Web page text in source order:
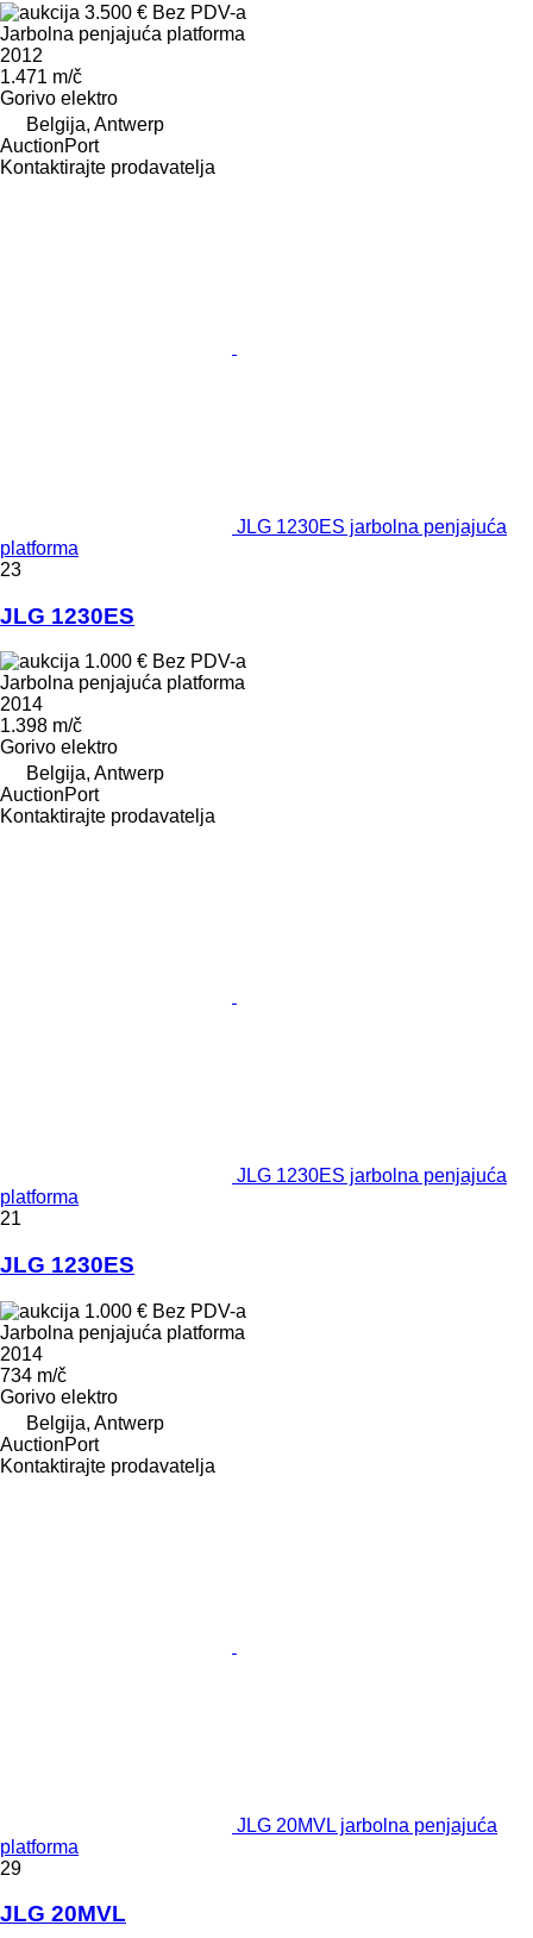
3.500 € Bez PDV-a
Jarbolna penjajuća platforma
2012
1.471 m/č
Gorivo elektro
Belgija, Antwerp
AuctionPort
Kontaktirajte prodavatelja
JLG 1230ES jarbolna penjajuća
platforma
23
JLG 1230ES
1.000 € Bez PDV-a
Jarbolna penjajuća platforma
2014
1.398 m/č
Gorivo elektro
Belgija, Antwerp
AuctionPort
Kontaktirajte prodavatelja
JLG 1230ES jarbolna penjajuća
platforma
21
JLG 1230ES
1.000 € Bez PDV-a
Jarbolna penjajuća platforma
2014
734 m/č
Gorivo elektro
Belgija, Antwerp
AuctionPort
Kontaktirajte prodavatelja
JLG 20MVL jarbolna penjajuća
platforma
29
JLG 20MVL